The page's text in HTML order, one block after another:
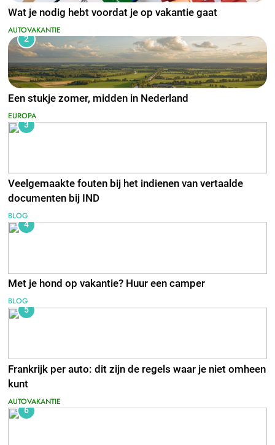
Wat je nodig hebt voordat je op vakantie gaat
AUTOVAKANTIE
2
Een stukje zomer, midden in Nederland
EUROPA
3
Veelgemaakte fouten bij het indienen van vertaalde
documenten bij IND
BLOG
4
Met je hond op vakantie? Huur een camper
BLOG
5
Frankrijk per auto: dit zijn de regels waar je niet omheen
kunt
AUTOVAKANTIE
6